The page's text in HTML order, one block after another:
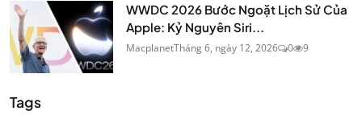
WWDC 2026 Bước Ngoặt Lịch Sử Của
Apple: Kỷ Nguyên Siri...
MacplanetTháng 6, ngày 12, 2026 0 9
Tags